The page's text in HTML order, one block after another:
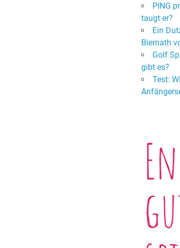
PING
taugt er?
Ein
Biernath
Golf
gibt es?
Test: